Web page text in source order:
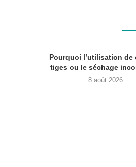
Pourquoi l’utilisation de
tiges ou le séchage
8 août 2026